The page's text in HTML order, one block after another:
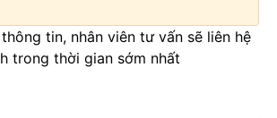
tin, nhân viên tư vấn sẽ liên hệ
trong thời gian sớm nhất